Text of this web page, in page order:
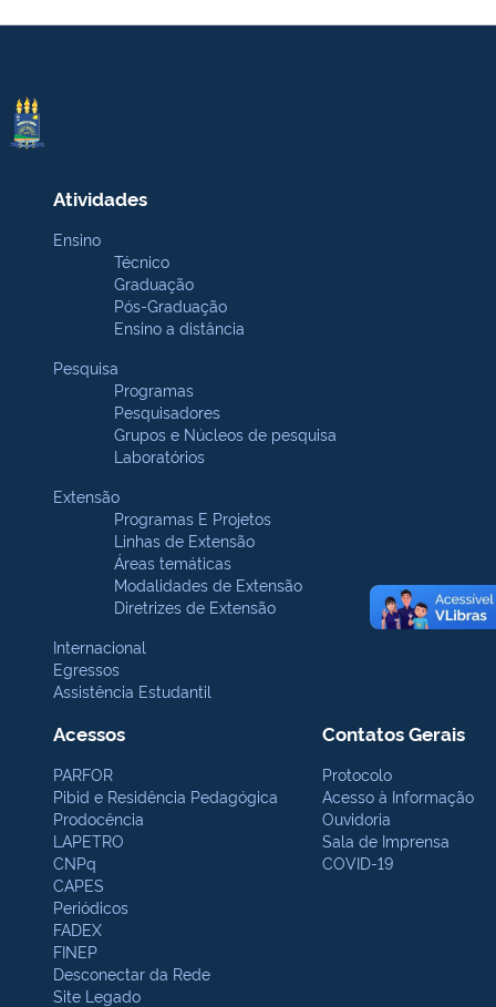
Atividades
Ensino
Técnico
Graduação
Pós-Graduação
Ensino a distância
Pesquisa
Programas
Pesquisadores
Grupos e Núcleos de pesquisa
Laboratórios
Extensão
Programas E Projetos
Linhas de Extensão
Áreas temáticas
Modalidades de Extensão
Diretrizes de Extensão
Internacional
Egressos
Assistência Estudantil
Acessos
PARFOR
Pibid e Residência Pedagógica
Prodocência
LAPETRO
CNPq
CAPES
Periódicos
FADEX
FINEP
Desconectar da Rede
Site Legado
Contatos Gerais
Protocolo
Acesso à Informação
Ouvidoria
Sala de Imprensa
COVID-19